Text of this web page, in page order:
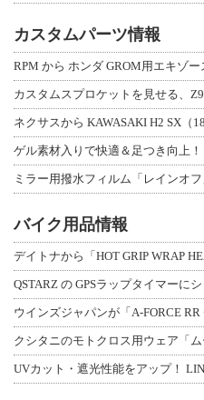
カスタムパーツ情報
ネクサスから KAWASAKI H2 SX（
バイク用品情報
デイトナから「HOT GRIP WRAP
QSTARZ の GPSラップタイマーに
ウインズジャパンが「A-FORCE